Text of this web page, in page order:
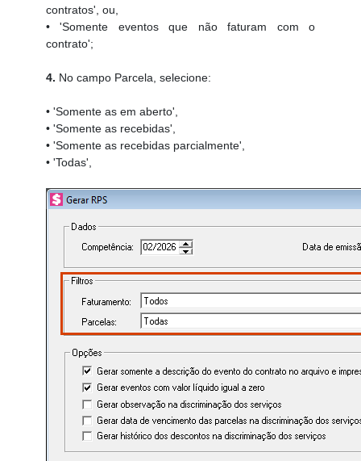
contratos', ou,
• 'Somente eventos que não faturam com o
contrato';
4. No campo Parcela, selecione:
• 'Somente as em aberto',
• 'Somente as recebidas',
• 'Somente as recebidas parcialmente',
• 'Todas',